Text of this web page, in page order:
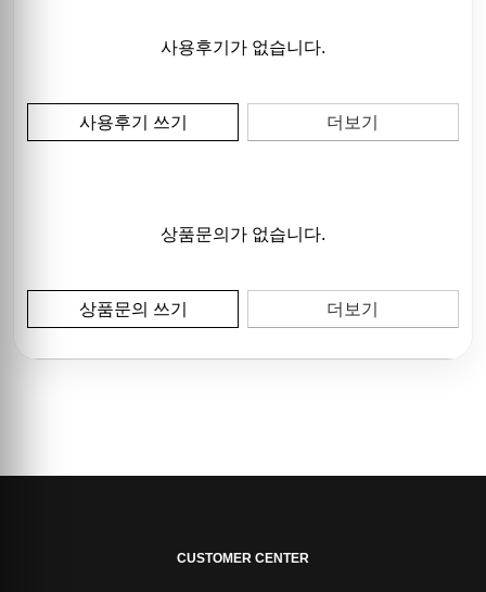
사용후기가 없습니다.
사용후기 쓰기 더보기
상품문의가 없습니다.
상품문의 쓰기 더보기
CUSTOMER CENTER